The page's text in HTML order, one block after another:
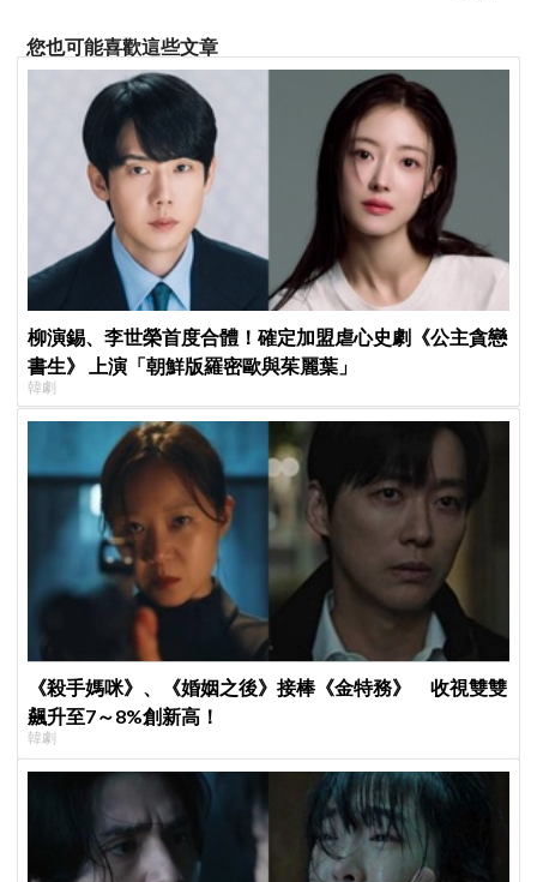
您也可能喜歡這些文章
柳演錫、李世榮首度合體！確定加盟虐心史劇《公主貪戀
書生》 上演「朝鮮版羅密歐與茱麗葉」
韓劇
《殺手媽咪》、《婚姻之後》接棒《金特務》 收視雙雙
飆升至7～8%創新高！
韓劇